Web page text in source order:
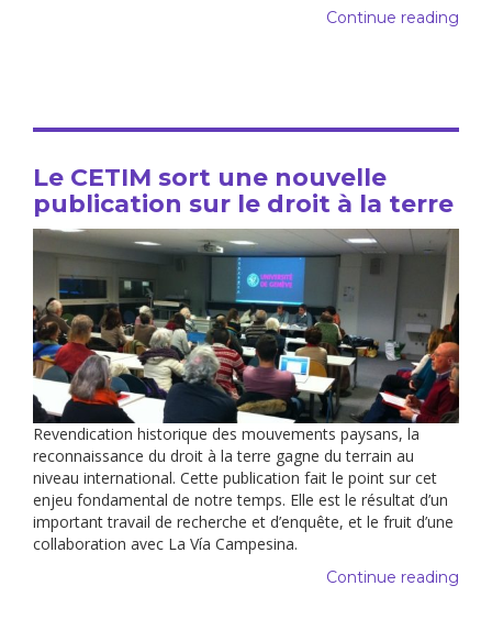
Continue reading
Le CETIM sort une nouvelle
publication sur le droit à la terre
Revendication historique des mouvements paysans, la
reconnaissance du droit à la terre gagne du terrain au
niveau international. Cette publication fait le point sur cet
enjeu fondamental de notre temps. Elle est le résultat d’un
important travail de recherche et d’enquête, et le fruit d’une
collaboration avec La Vía Campesina.
Continue reading